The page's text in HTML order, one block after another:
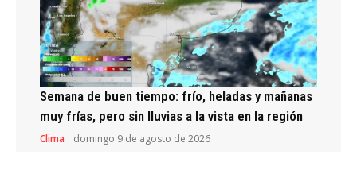
Semana de buen tiempo: frío, heladas y mañanas
muy frías, pero sin lluvias a la vista en la región
Clima domingo 9 de agosto de 2026